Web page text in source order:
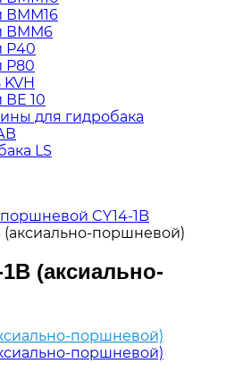
ВММ16
ВММ6
Р40
Р80
ВЕ 10
для гидробака
LS
CY14-1B
(аксиально-поршневой)
(аксиально-